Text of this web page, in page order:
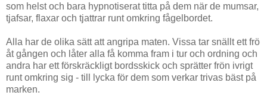
som helst och bara hypnotiserat titta på dem när de mumsar,
tjafsar, flaxar och tjattrar runt omkring fågelbordet.
Alla har de olika sätt att angripa maten. Vissa tar snällt ett frö
åt gången och låter alla få komma fram i tur och ordning och
andra har ett förskräckligt bordsskick och sprätter frön ivrigt
runt omkring sig - till lycka för dem som verkar trivas bäst på
marken.